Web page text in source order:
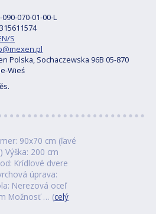
090-070-01-00-L
S
Polska, Sochaczewska 96B 05-870
Wieś
90x70 cm (ľavé
Výška: 200 cm
Krídlové dvere
úprava:
Nerezová oceľ
Možnosť … (celý